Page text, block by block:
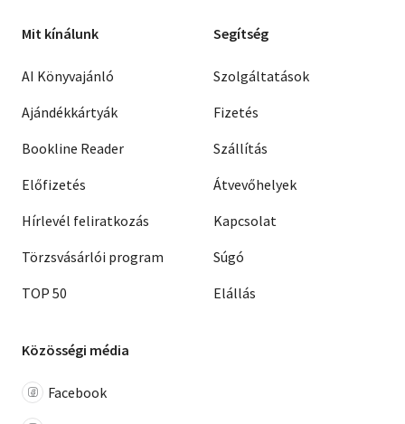
Mit kínálunk
AI Könyvajánló
Ajándékkártyák
Bookline Reader
Előfizetés
Hírlevél feliratkozás
Törzsvásárlói program
TOP 50
Segítség
Szolgáltatások
Fizetés
Szállítás
Átvevőhelyek
Kapcsolat
Súgó
Elállás
Közösségi média
Facebook